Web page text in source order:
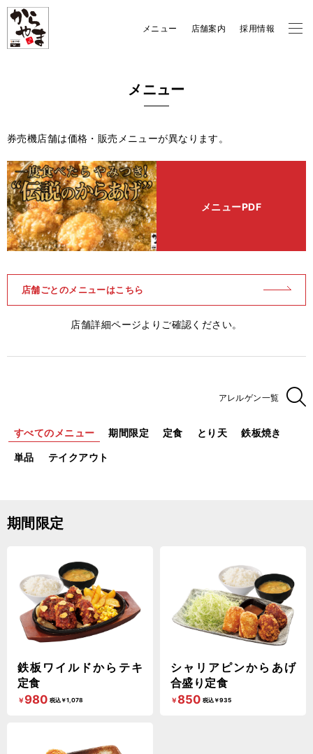
メニュー 店舗案内 採用情報
メニュー
券売機店舗は価格・販売メニューが異なります。
メニューPDF
店舗ごとのメニューはこちら
店舗詳細ページよりご確認ください。
アレルゲン一覧
すべてのメニュー 期間限定 定食 とり天 鉄板焼き
単品 テイクアウト
期間限定
鉄板ワイルドからテキ
定食
￥ 980 税込￥1,078
シャリアピンからあげ
合盛り定食
￥850 税込￥935